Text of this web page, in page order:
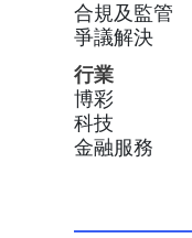
合規及監管
爭議解決
行業
博彩
科技
金融服務